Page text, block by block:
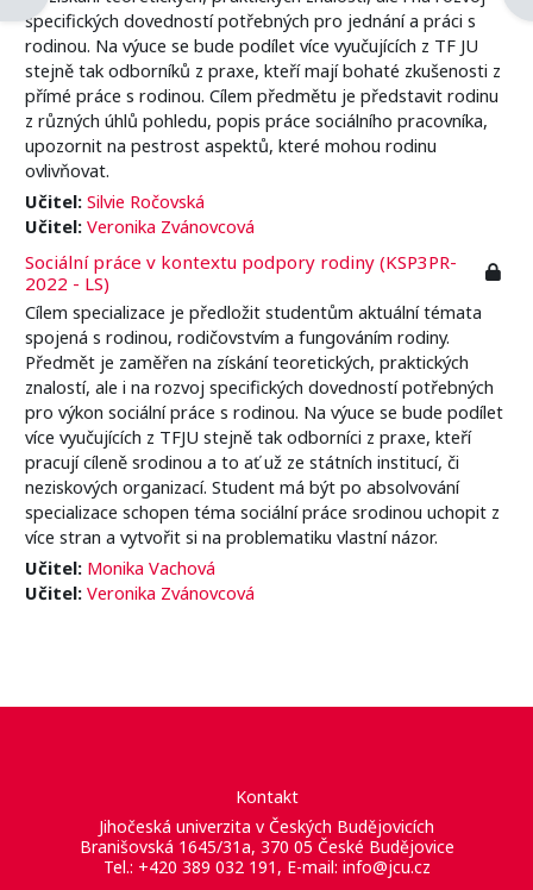
specifických dovedností potřebných pro jednání a práci s
rodinou. Na výuce se bude podílet více vyučujících z TF JU
stejně tak odborníků z praxe, kteří mají bohaté zkušenosti z
přímé práce s rodinou. Cílem předmětu je představit rodinu
z různých úhlů pohledu, popis práce sociálního pracovníka,
upozornit na pestrost aspektů, které mohou rodinu
ovlivňovat.
Učitel: Silvie Ročovská
Učitel: Veronika Zvánovcová
Sociální práce v kontextu podpory rodiny (KSP3PR-
2022 - LS)
Cílem specializace je předložit studentům aktuální témata
spojená s rodinou, rodičovstvím a fungováním rodiny.
Předmět je zaměřen na získání teoretických, praktických
znalostí, ale i na rozvoj specifických dovedností potřebných
pro výkon sociální práce s rodinou. Na výuce se bude podílet
více vyučujících z TFJU stejně tak odborníci z praxe, kteří
pracují cíleně srodinou a to ať už ze státních institucí, či
neziskových organizací. Student má být po absolvování
specializace schopen téma sociální práce srodinou uchopit z
více stran a vytvořit si na problematiku vlastní názor.
Učitel: Monika Vachová
Učitel: Veronika Zvánovcová
Kontakt
Jihočeská univerzita v Českých Budějovicích
Branišovská 1645/31a, 370 05 České Budějovice
Tel.: +420 389 032 191, E-mail: info@jcu.cz